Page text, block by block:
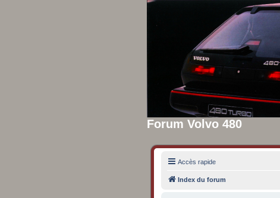
Forum Volvo 480
Accès rapide
Index du forum